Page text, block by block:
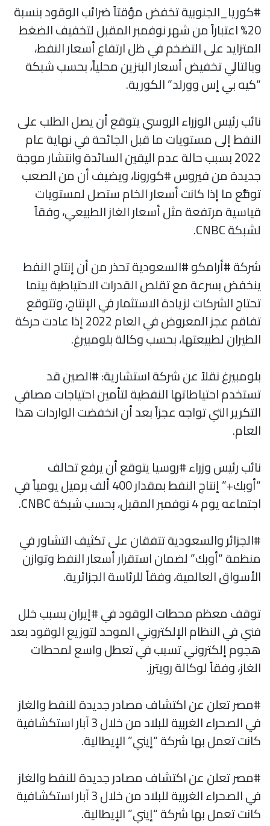
#كوريا_الجنوبية تخفض مؤقتاً ضرائب الوقود بنسبة
20% اعتباراً من شهر نوفمبر المقبل لتخفيف الضغط
المتزايد على التضخم في ظل ارتفاع أسعار النفط،
وبالتالي تخفيض أسعار البنزين محلياً، بحسب شبكة
“كيه بي إس وورلد” الكورية.
نائب رئيس الوزراء الروسي يتوقع أن يصل الطلب على
النفط إلى مستويات ما قبل الجائحة في نهاية عام
2022 بسبب حالة عدم اليقين السائدة وانتشار موجة
جديدة من فيروس #كورونا، ويضيف أن من الصعب
توقُّع ما إذا كانت أسعار الخام ستصل لمستويات
قياسية مرتفعة مثل أسعار الغاز الطبيعي، وفقاً
لشبكة CNBC.
شركة #أرامكو #السعودية تحذر من أن إنتاج النفط
ينخفض بسرعة مع تقلص القدرات الاحتياطية بينما
تحتاج الشركات لزيادة الاستثمار في الإنتاج، وتتوقع
تفاقم عجز المعروض في العام 2022 إذا عادت حركة
الطيران لطبيعتها، بحسب وكالة بلومبيرغ.
بلومبيرغ نقلاً عن شركة استشارية: #الصين قد
تستخدم احتياطاتها النفطية لتأمين احتياجات مصافي
التكرير التي تواجه عجزاً بعد أن انخفضت الواردات هذا
العام.
نائب رئيس وزراء #روسيا يتوقع أن يرفع تحالف
“أوبك+” إنتاج النفط بمقدار 400 ألف برميل يومياً في
اجتماعه يوم 4 نوفمبر المقبل، بحسب شبكة CNBC.
#الجزائر والسعودية تتفقان على تكثيف التشاور في
منظمة “أوبك” لضمان استقرار أسعار النفط وتوازن
الأسواق العالمية، وفقاً للرئاسة الجزائرية.
توقف معظم محطات الوقود في #إيران بسبب خلل
فني في النظام الإلكتروني الموحد لتوزيع الوقود بعد
هجوم إلكتروني تسبب في تعطل واسع لمحطات
الغاز، وفقاً لوكالة رويترز.
#مصر تعلن عن اكتشاف مصادر جديدة للنفط والغاز
في الصحراء الغربية للبلاد من خلال 3 آبار استكشافية
كانت تعمل بها شركة “إيني” الإيطالية.
#مصر تعلن عن اكتشاف مصادر جديدة للنفط والغاز
في الصحراء الغربية للبلاد من خلال 3 آبار استكشافية
كانت تعمل بها شركة “إيني” الإيطالية.